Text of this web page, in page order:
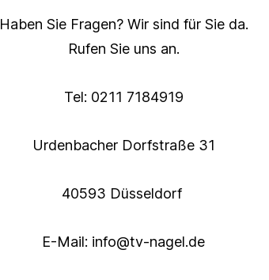
Haben Sie Fragen? Wir sind für Sie da.
Rufen Sie uns an.
Tel: 0211 7184919
Urdenbacher Dorfstraße 31
40593 Düsseldorf
E-Mail: info@tv-nagel.de